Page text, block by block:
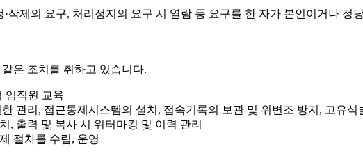
삭제의 요구, 처리정지의 요구 시 열람 등 요구를 한 자가 본인이거나 정
은 조치를 취하고 있습니다.
임직원 교육
관리, 접근통제시스템의 설치, 접속기록의 보관 및 위변조 방지, 고유
, 출력 및 복사 시 워터마킹 및 이력 관리
절차를 수립, 운영